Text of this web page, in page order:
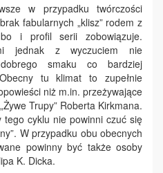
w przypadku twórczości
fabularnych „klisz” rodem z
bo i profil serii zobowiązuje.
jednak z wyczuciem nie
smaku co bardziej
tu klimat to zupełnie
niż m.in. przeżywające
Trupy” Roberta Kirkmana.
cyklu nie powinni czuć się
W przypadku obu obecnych
powinny być także osoby
K. Dicka.